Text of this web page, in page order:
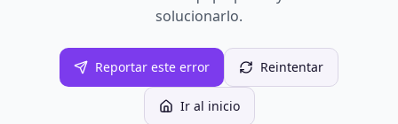
solucionarlo.
Reportar este error Reintentar
Ir al inicio